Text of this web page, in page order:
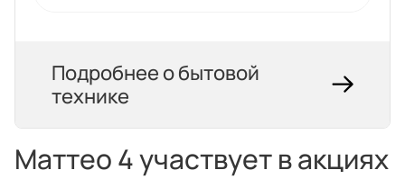
Подробнее о бытовой
технике
Маттео 4 участвует в акциях